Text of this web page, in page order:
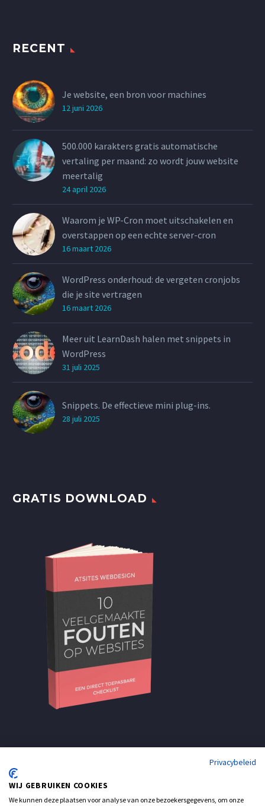
RECENT
Je website, een bron voor machines
12 juni 2026
500.000 karakters gratis automatische
vertaling per maand: zo wordt jouw website
meertalig
24 april 2026
Waarom je WP-Cron moet uitschakelen en
overstappen op een echte server-cron
16 maart 2026
WordPress onderhoud: de vergeten cronjobs
die je site vertragen
16 maart 2026
Meer uit LearnDash halen met snippets in
WordPress
31 juli 2025
Snippets. De effectieve mini plug-ins.
28 juli 2025
GRATIS DOWNLOAD
Privacybeleid
WIJ GEBRUIKEN COOKIES
We kunnen deze plaatsen voor analyse van onze bezoekersgegevens, om onze